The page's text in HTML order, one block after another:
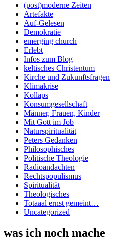
(post)moderne Zeiten
Artefakte
Auf-Gelesen
Demokratie
emerging church
Erlebt
Infos zum Blog
keltisches Christentum
Kirche und Zukunftsfragen
Klimakrise
Kollaps
Konsumgesellschaft
Männer, Frauen, Kinder
Mit Gott im Job
Naturspiritualität
Peters Gedanken
Philosophisches
Politische Theologie
Radioandachten
Rechtspopulismus
Spiritualität
Theologisches
Totaaal ernst gemeint…
Uncategorized
was ich noch mache